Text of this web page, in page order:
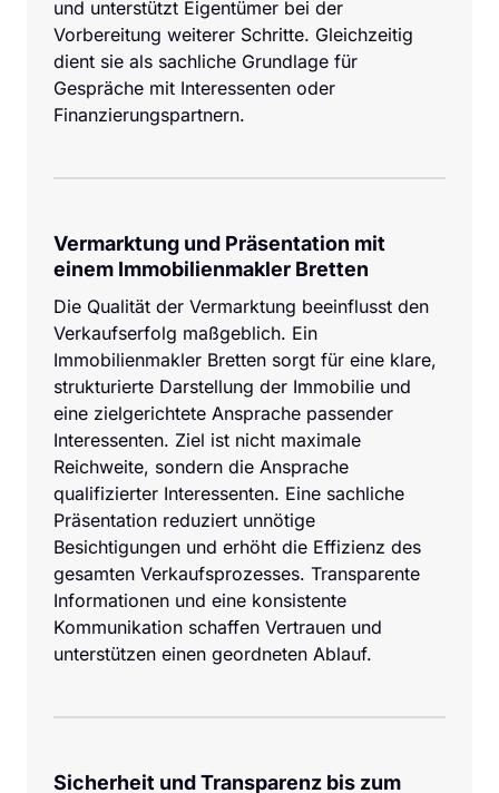
und unterstützt Eigentümer bei der
Vorbereitung weiterer Schritte. Gleichzeitig
dient sie als sachliche Grundlage für
Gespräche mit Interessenten oder
Finanzierungspartnern.
Vermarktung und Präsentation mit
einem Immobilienmakler Bretten
Die Qualität der Vermarktung beeinflusst den
Verkaufserfolg maßgeblich. Ein
Immobilienmakler Bretten sorgt für eine klare,
strukturierte Darstellung der Immobilie und
eine zielgerichtete Ansprache passender
Interessenten. Ziel ist nicht maximale
Reichweite, sondern die Ansprache
qualifizierter Interessenten. Eine sachliche
Präsentation reduziert unnötige
Besichtigungen und erhöht die Effizienz des
gesamten Verkaufsprozesses. Transparente
Informationen und eine konsistente
Kommunikation schaffen Vertrauen und
unterstützen einen geordneten Ablauf.
Sicherheit und Transparenz bis zum